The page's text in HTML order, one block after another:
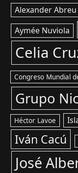
Alexander Abreu
Aymée Nuviola
Celia
Congreso Mundial
Grupo
Héctor Lavoe
Iván Cacú
José